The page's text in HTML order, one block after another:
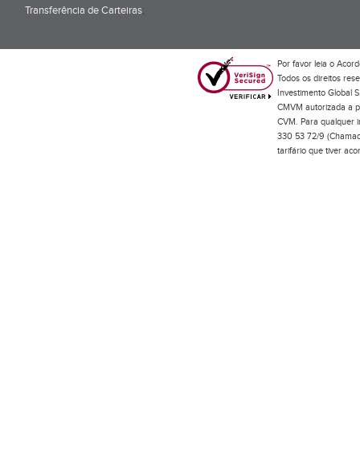
Transferência de Carteiras;
Por favor leia o
Todos os direitos
Investimento Global
CMVM autorizada a
CVM. Para qualquer
330 53 72/9
tarifário que tiver